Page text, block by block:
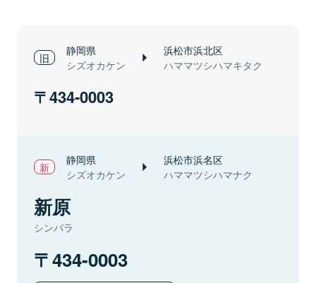
静岡県
シズオカケン
浜松市浜北区
ハママツシハマキタク
434-0003
静岡県
シズオカケン
浜松市浜名区
ハママツシハマナク
新原
シンパラ
434-0003